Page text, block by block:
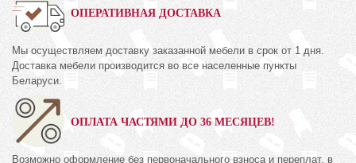
ОПЕРАТИВНАЯ ДОСТАВКА
Мы осуществляем доставку заказанной мебели в срок от 1 дня.
Доставка мебели производится во все населенные пункты
Беларуси.
ОПЛАТА ЧАСТЯМИ ДО 36 МЕСЯЦЕВ!
Возможно оформление без первоначального взноса и переплат, в